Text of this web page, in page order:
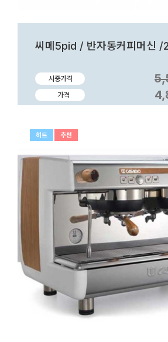
씨메5pid / 반자동커피머신 /
시중가격
가격
히트 추천